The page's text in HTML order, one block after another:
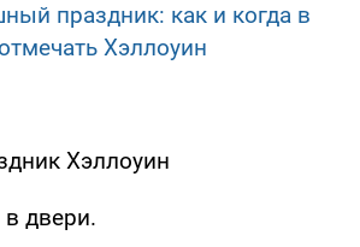
праздник: как и когда в
Хэллоуин
Хэллоуин
в двери.